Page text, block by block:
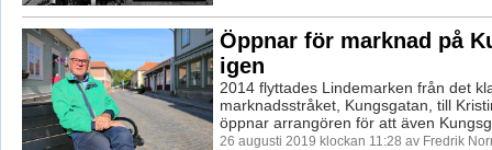
Öppnar för marknad på
igen
2014 flyttades Lindemarken från det
marknadsstråket, Kungsgatan, till
öppnar arrangören för att även
26 augusti 2019 klockan 11:28 av Fredrik